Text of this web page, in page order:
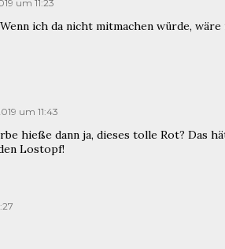
um 11:23
ich da nicht mitmachen würde, wäre
um 11:43
hieße dann ja, dieses tolle Rot? Das
Lostopf!